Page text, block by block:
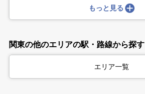
もっと見る
関東の他のエリアの駅・路線から探す
エリア一覧